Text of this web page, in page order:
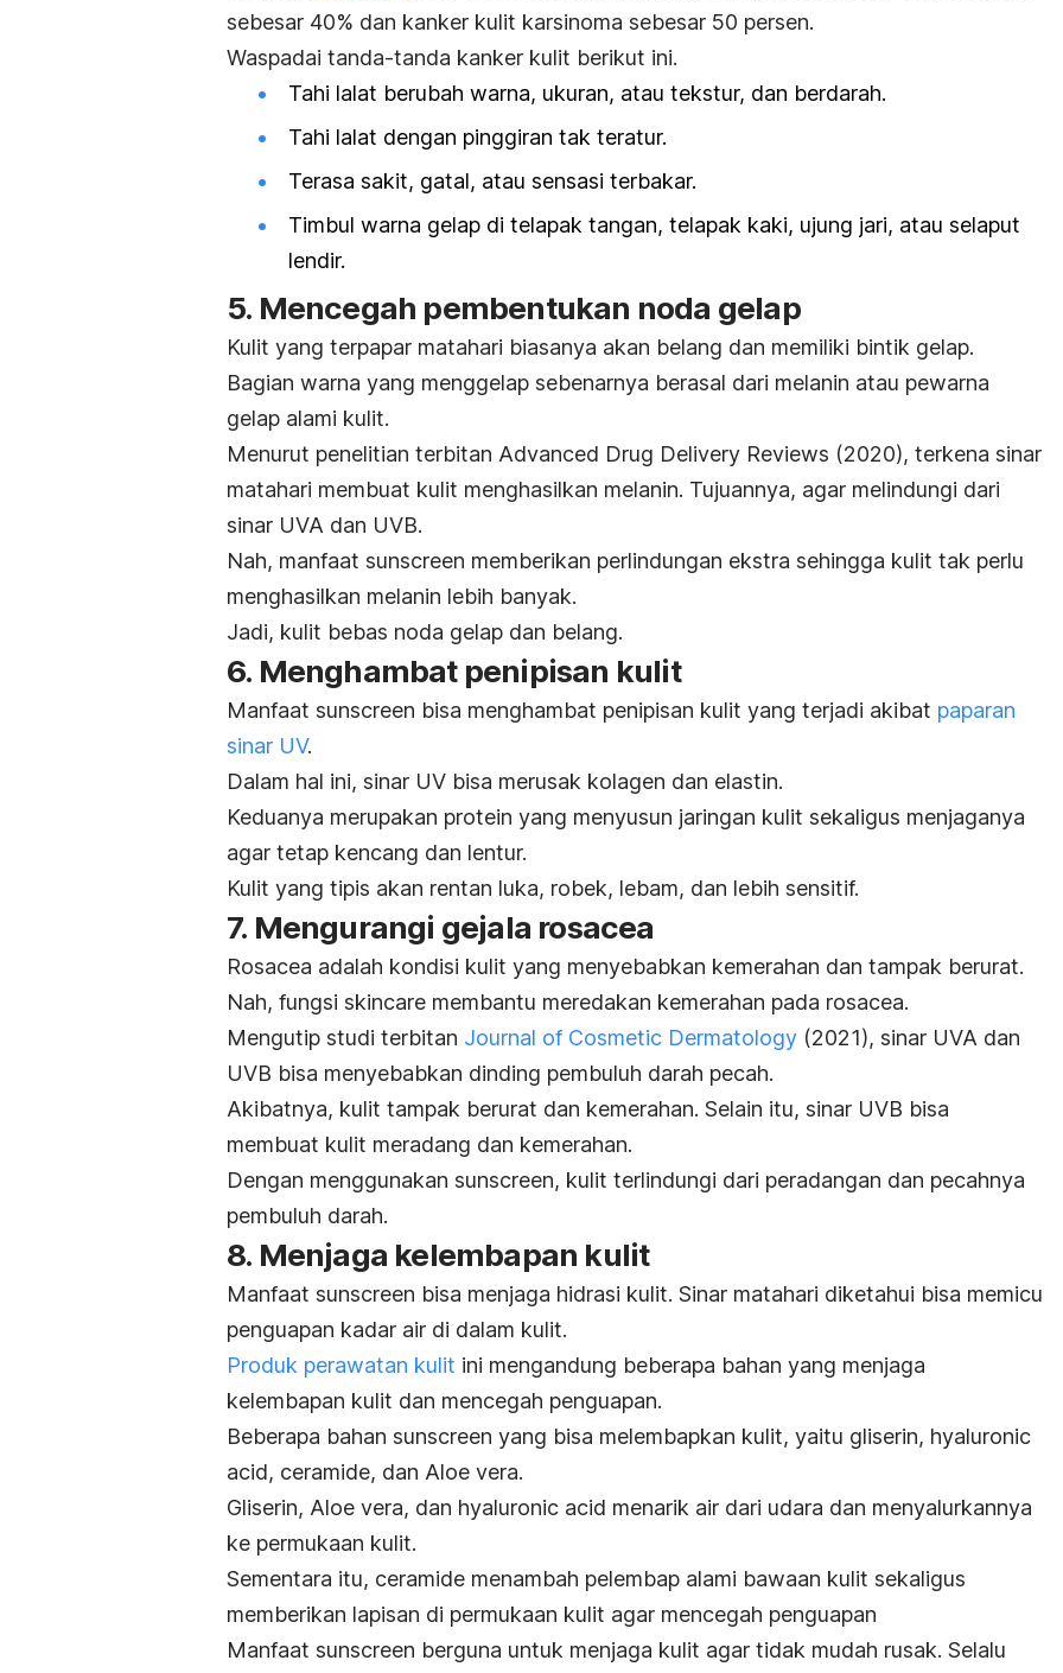
sebesar 40% dan kanker kulit karsinoma sebesar 50 persen.
Waspadai tanda-tanda kanker kulit berikut ini.
Tahi lalat berubah warna, ukuran, atau tekstur, dan berdarah.
Tahi lalat dengan pinggiran tak teratur.
Terasa sakit, gatal, atau sensasi terbakar.
Timbul warna gelap di telapak tangan, telapak kaki, ujung jari, atau selaput
lendir.
5. Mencegah pembentukan noda gelap
Kulit yang terpapar matahari biasanya akan belang dan memiliki bintik gelap.
Bagian warna yang menggelap sebenarnya berasal dari melanin atau pewarna
gelap alami kulit.
Menurut penelitian terbitan Advanced Drug Delivery Reviews (2020), terkena sinar
matahari membuat kulit menghasilkan melanin. Tujuannya, agar melindungi dari
sinar UVA dan UVB.
Nah, manfaat sunscreen memberikan perlindungan ekstra sehingga kulit tak perlu
menghasilkan melanin lebih banyak.
Jadi, kulit bebas noda gelap dan belang.
6. Menghambat penipisan kulit
Manfaat sunscreen bisa menghambat penipisan kulit yang terjadi akibat paparan
sinar UV.
Dalam hal ini, sinar UV bisa merusak kolagen dan elastin.
Keduanya merupakan protein yang menyusun jaringan kulit sekaligus menjaganya
agar tetap kencang dan lentur.
Kulit yang tipis akan rentan luka, robek, lebam, dan lebih sensitif.
7. Mengurangi gejala rosacea
Rosacea adalah kondisi kulit yang menyebabkan kemerahan dan tampak berurat.
Nah, fungsi skincare membantu meredakan kemerahan pada rosacea.
Mengutip studi terbitan Journal of Cosmetic Dermatology (2021), sinar UVA dan
UVB bisa menyebabkan dinding pembuluh darah pecah.
Akibatnya, kulit tampak berurat dan kemerahan. Selain itu, sinar UVB bisa
membuat kulit meradang dan kemerahan.
Dengan menggunakan sunscreen, kulit terlindungi dari peradangan dan pecahnya
pembuluh darah.
8. Menjaga kelembapan kulit
Manfaat sunscreen bisa menjaga hidrasi kulit. Sinar matahari diketahui bisa memicu
penguapan kadar air di dalam kulit.
Produk perawatan kulit ini mengandung beberapa bahan yang menjaga
kelembapan kulit dan mencegah penguapan.
Beberapa bahan sunscreen yang bisa melembapkan kulit, yaitu gliserin, hyaluronic
acid, ceramide, dan Aloe vera.
Gliserin, Aloe vera, dan hyaluronic acid menarik air dari udara dan menyalurkannya
ke permukaan kulit.
Sementara itu, ceramide menambah pelembap alami bawaan kulit sekaligus
memberikan lapisan di permukaan kulit agar mencegah penguapan
Manfaat sunscreen berguna untuk menjaga kulit agar tidak mudah rusak. Selalu